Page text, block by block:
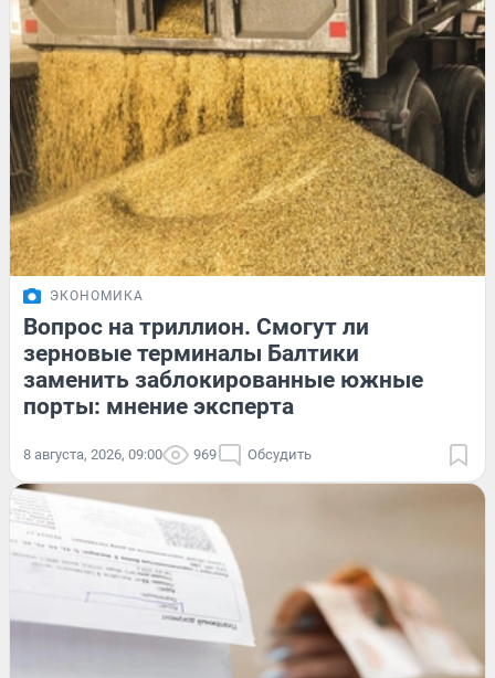
ЭКОНОМИКА
Вопрос на триллион. Смогут ли
зерновые терминалы Балтики
заменить заблокированные южные
порты: мнение эксперта
8 августа, 2026, 09:00 969 Обсудить